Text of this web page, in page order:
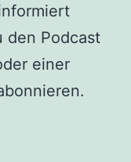
den Podcast
einer